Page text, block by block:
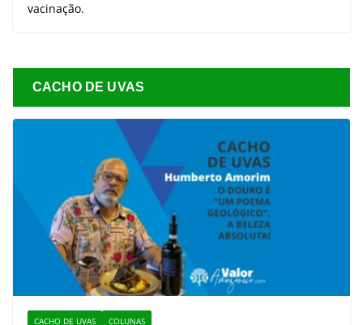
vacinação.
CACHO DE UVAS
CACHO DE UVAS COLUNAS